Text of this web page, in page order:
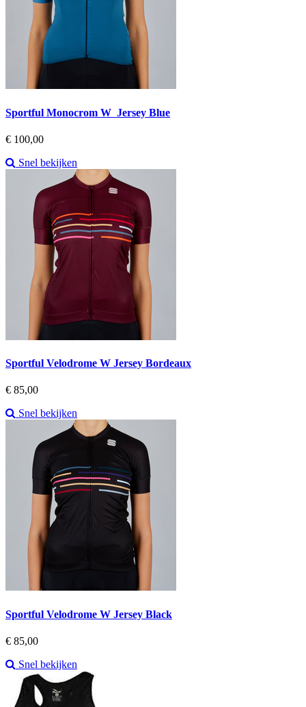
Sportful Monocrom W Jersey Blue
Prijs
€ 100,00
Snel bekijken
Sportful Velodrome W Jersey Bordeaux
Prijs
€ 85,00
Snel bekijken
Sportful Velodrome W Jersey Black
Prijs
€ 85,00
Snel bekijken